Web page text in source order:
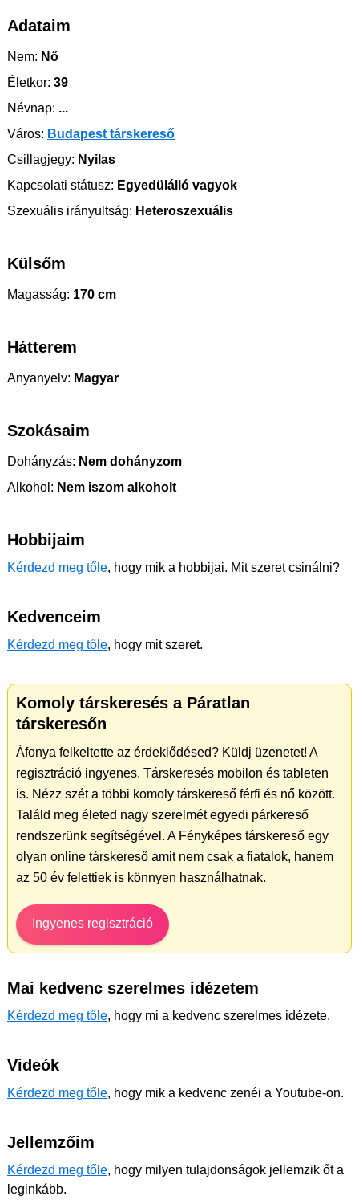
Adataim
Nem: Nő
Életkor: 39
Névnap: ...
Város: Budapest társkereső
Csillagjegy: Nyilas
Kapcsolati státusz: Egyedülálló vagyok
Szexuális irányultság: Heteroszexuális
Külsőm
Magasság: 170 cm
Hátterem
Anyanyelv: Magyar
Szokásaim
Dohányzás: Nem dohányzom
Alkohol: Nem iszom alkoholt
Hobbijaim
Kérdezd meg tőle, hogy mik a hobbijai. Mit szeret csinálni?
Kedvenceim
Kérdezd meg tőle, hogy mit szeret.
Komoly társkeresés a Páratlan
társkeresőn
Áfonya felkeltette az érdeklődésed? Küldj üzenetet! A
regisztráció ingyenes. Társkeresés mobilon és tableten
is. Nézz szét a többi komoly társkereső férfi és nő között.
Találd meg életed nagy szerelmét egyedi párkereső
rendszerünk segítségével. A Fényképes társkereső egy
olyan online társkereső amit nem csak a fiatalok, hanem
az 50 év felettiek is könnyen használhatnak.
Ingyenes regisztráció
Mai kedvenc szerelmes idézetem
Kérdezd meg tőle, hogy mi a kedvenc szerelmes idézete.
Videók
Kérdezd meg tőle, hogy mik a kedvenc zenéi a Youtube-on.
Jellemzőim
Kérdezd meg tőle, hogy milyen tulajdonságok jellemzik őt a
leginkább.